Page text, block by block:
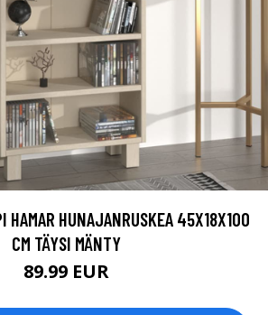
HAMAR HUNAJANRUSKEA 45X18X100
CM TÄYSI MÄNTY
89.99 EUR